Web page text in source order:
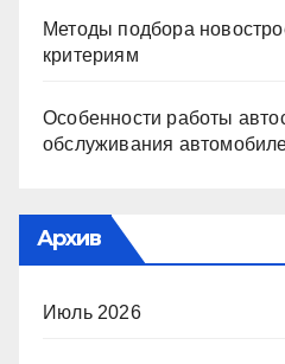
Методы подбора
критериям
Особенности работы
обслуживания
Архив
Июль 2026